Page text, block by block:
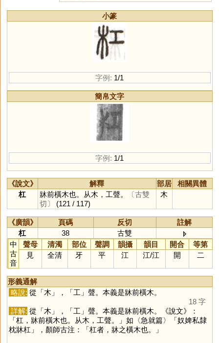
小篆
字例: 1/1
簡帛文字
字例: 1/1
《說文》 解釋 部居
相關異體
杠
牀前橫木也。从木，工聲。
〔古雙
切〕
(121 / 117)
木
《廣韻》 頁碼 反切
註解
杠
38
古雙
中
古
音
聲母 清濁 部位 聲調 韻攝 韻目 開合
等第
見
全清 牙 平 江 江/江 開 二
形義通解
略說: 從「木」，「工」聲。本義是牀前橫木。
18 字
詳解: 從「木」，「工」聲。本義是牀前橫木。《說文》：
「杠，牀前橫木也。从木，工聲。」如〈急就篇〉「奴婢私隸
枕牀杠」，顏師古注：「杠者，牀之橫木也。」